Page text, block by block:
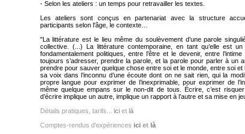
- Selon les ateliers : un temps pour retravailler les textes .
Les ateliers sont conçus en partenariat avec la structure
participants selon l'âge, le contexte…
"La littérature est le lieu même du soulèvement d’une parole
collective. (...) La littérature contemporaine, en tant qu’elle est un
fondamentalement politiques, entre l’être et le devenir, entre
toujours s’adresser, prendre la parole, et la parole pour parler à un
prendre pour sauver quelque chose entre soi et le monde, entre soi
sa voix dans l’inconnu d’une écoute dont on ne sait rien, qui la
propre langue pour exprimer de l’inexprimable, pour exprimer de
même quelque empans sur le non-dit de tous. Écrire, c’est
d’écrire implique un autre, implique un rapport à l’autre et sa mise en
Détails pratiques, tarifs... iciet là
Comptes-rendus d'expériences iciet là